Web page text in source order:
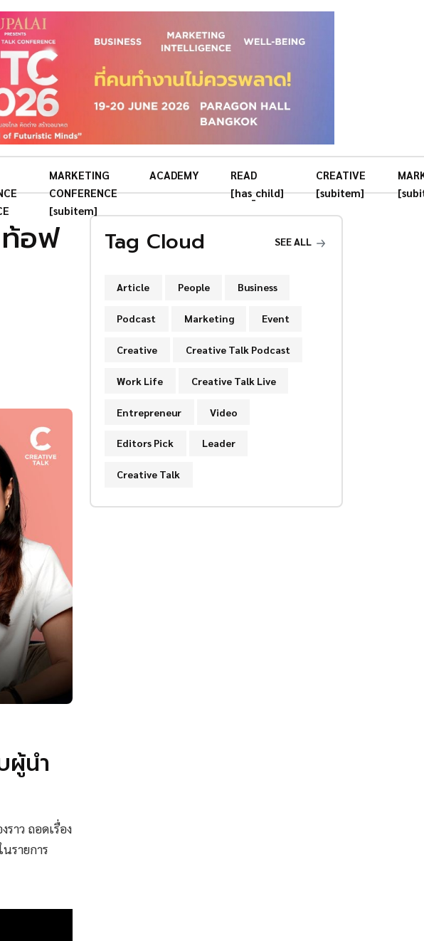
MARKETING
CONFERENCE
[subitem]
ACADEMY
READ
[has_child]
CREATIVE
[subitem]
อฟ
ผู้นำ
าว ถอดเรื่อง
รายการ
Tag Cloud SEE ALL
Article People Business
Podcast Marketing Event
Creative Creative Talk Podcast
Work Life Creative Talk Live
Entrepreneur Video
Editors Pick Leader
Creative Talk